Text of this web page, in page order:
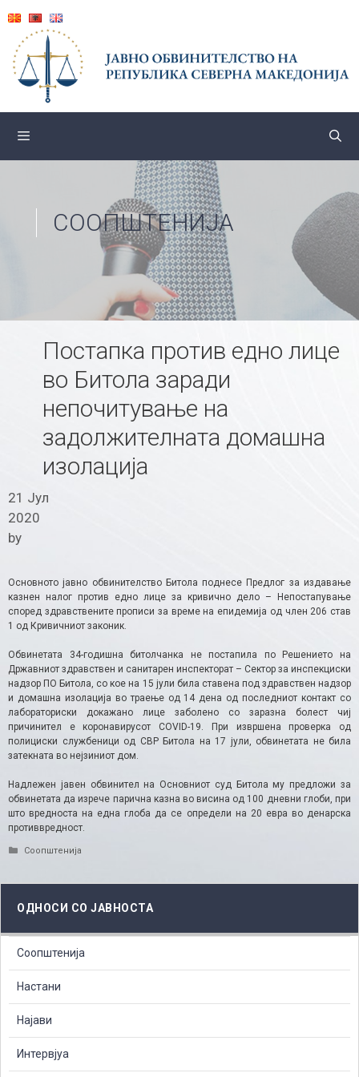
content
СООПШТЕНИЈА
Постапка против едно лице
во Битола заради
непочитување на
задолжителната домашна
изолација
21 Јул
2020
by
Основното јавно обвинителство Битола поднесе Предлог за издавање
казнен налог против едно лице за кривично дело – Непостапување
според здравствените прописи за време на епидемија од член 206 став
1 од Кривичниот законик.
Обвинетата 34-годишна битолчанка не постапила по Решението на
Државниот здравствен и санитарен инспекторат – Сектор за инспекциски
надзор ПО Битола, со кое на 15 јули била ставена под здравствен надзор
и домашна изолација во траење од 14 дена од последниот контакт со
лабораториски докажано лице заболено со заразна болест чиј
причинител е коронавирусот COVID-19. При извршена проверка од
полициски службеници од СВР Битола на 17 јули, обвинетата не била
затекната во нејзиниот дом.
Надлежен јавен обвинител на Основниот суд Битола му предложи за
обвинетата да изрече парична казна во висина од 100 дневни глоби, при
што вредноста на една глоба да се определи на 20 евра во денарска
противвредност.
Categories
Соопштенија
ОДНОСИ СО ЈАВНОСТА
Соопштенија
Настани
Најави
Интервјуа